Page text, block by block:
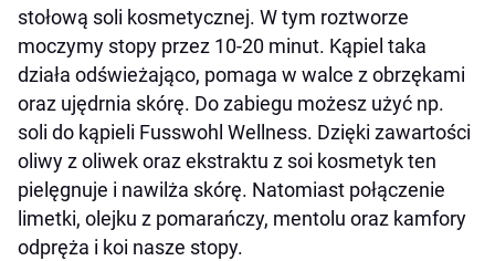
stołową soli kosmetycznej. W tym roztworze
moczymy stopy przez 10-20 minut. Kąpiel taka
działa odświeżająco, pomaga w walce z obrzękami
oraz ujędrnia skórę. Do zabiegu możesz użyć np.
soli do kąpieli Fusswohl Wellness. Dzięki zawartości
oliwy z oliwek oraz ekstraktu z soi kosmetyk ten
pielęgnuje i nawilża skórę. Natomiast połączenie
limetki, olejku z pomarańczy, mentolu oraz kamfory
odpręża i koi nasze stopy.